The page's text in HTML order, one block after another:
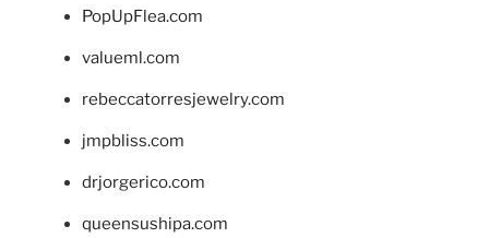
PopUpFlea.com
valueml.com
rebeccatorresjewelry.com
jmpbliss.com
drjorgerico.com
queensushipa.com